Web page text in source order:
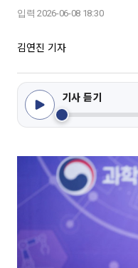
입력 2026-06-08 18:30
김연진 기자
기사 듣기